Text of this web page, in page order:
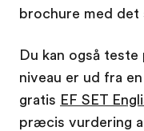
brochure med det
Du kan også
niveau er ud fra
gratis EF SET
præcis vurdering